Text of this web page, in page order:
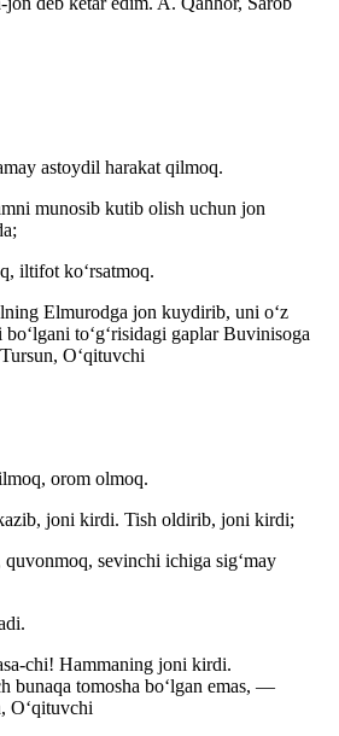
astoydil harakat qilmoq.
munosib kutib olish uchun jon
iltifot koʻrsatmoq.
Elmurodga jon kuydirib, uni oʻz
toʻgʻrisidagi gaplar Buvinisoga
Oʻqituvchi
orom olmoq.
joni kirdi. Tish oldirib, joni kirdi;
quvonmoq, sevinchi ichiga sigʻmay
chi! Hammaning joni kirdi.
bunaqa tomosha boʻlgan emas, —
Oʻqituvchi